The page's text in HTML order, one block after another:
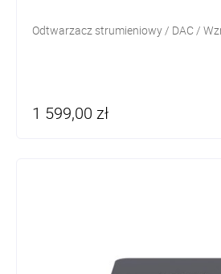
Odtwarzacz strumieniowy / DAC /
1 599,00 zł